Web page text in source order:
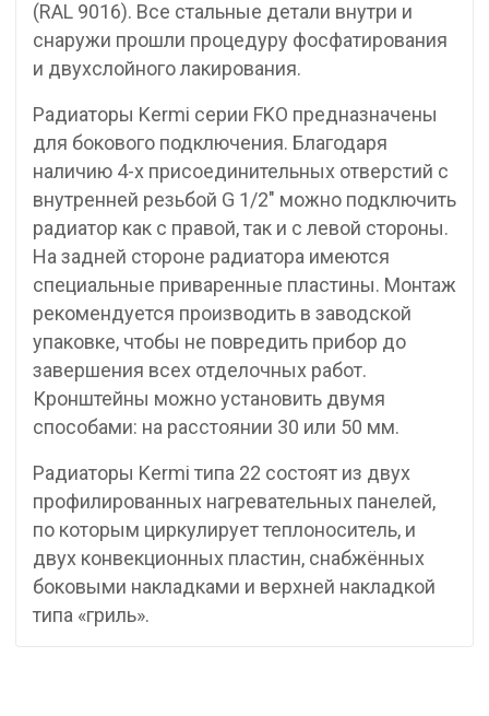
(RAL 9016). Все стальные детали внутри и
снаружи прошли процедуру фосфатирования
и двухслойного лакирования.
Радиаторы Kermi серии FKO предназначены
для бокового подключения. Благодаря
наличию 4-х присоединительных отверстий с
внутренней резьбой G 1/2″ можно подключить
радиатор как с правой, так и с левой стороны.
На задней стороне радиатора имеются
специальные приваренные пластины. Монтаж
рекомендуется производить в заводской
упаковке, чтобы не повредить прибор до
завершения всех отделочных работ.
Кронштейны можно установить двумя
способами: на расстоянии 30 или 50 мм.
Радиаторы Kermi типа 22 состоят из двух
профилированных нагревательных панелей,
по которым циркулирует теплоноситель, и
двух конвекционных пластин, снабжённых
боковыми накладками и верхней накладкой
типа «гриль».